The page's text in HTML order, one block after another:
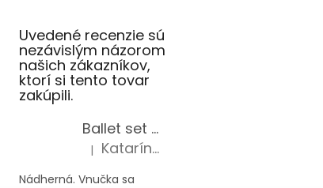
Uvedené recenzie sú
nezávislým názorom
našich zákazníkov,
ktorí si tento tovar
zakúpili.
Ballet set školská taška, nerezová fľaša a plný peračník s motívom baletky pre dievča
Hodnotenie produktu je 5 z 5 hviezdičiek.
| Katarína Sz.
Nádherná. Vnučka sa